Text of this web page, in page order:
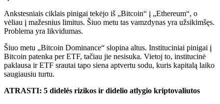
Ankstesniais ciklais pinigai tekėjo iš „Bitcoin“ į „Ethereum“, o
vėliau į mažesnius limitus. Šiuo metu tas vamzdynas yra užsikimšęs.
Problema yra likvidumas.
Šiuo metu „Bitcoin Dominance“ slopina altus. Instituciniai pinigai į
Bitcoin patenka per ETF, tačiau jie nesisuka. Vietoj to, institucinė
paklausa ir ETF srautai tapo siena aptvertu sodu, kuris kapitalą laiko
saugiausiu turtu.
ATRASTI: 5 didelės rizikos ir didelio atlygio kriptovaliutos